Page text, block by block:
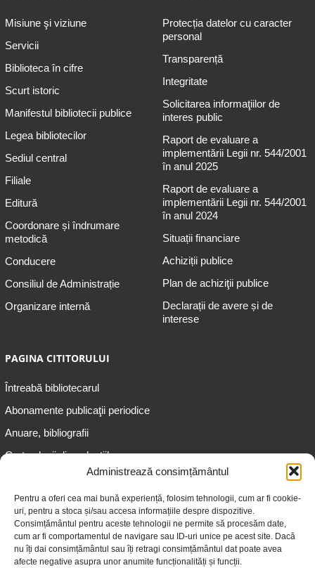
Administrează consimțământul
Pentru a oferi cea mai bună experiență, folosim tehnologii, cum ar fi cookie-
uri, pentru a stoca și/sau accesa informațiile despre dispozitive.
Consimțământul pentru aceste tehnologii ne permite să procesăm date,
cum ar fi comportamentul de navigare sau ID-uri unice pe acest site. Dacă
nu îți dai consimțământul sau îți retragi consimțământul dat poate avea
afecte negative asupra unor anumite funcționalități și funcții.
Misiune şi viziune
Servicii
Biblioteca în cifre
Scurt istoric
Manifestul bibliotecii publice
Legea bibliotecilor
Sediul central
Filiale
Editură
Coordonare și îndrumare
metodică
Conducere
Consiliul de Administrație
Organizare internă
Protecția datelor cu caracter
personal
Transparență
Integritate
Solicitarea informaţiilor de
interes public
Raport de evaluare a
implementării Legii nr. 544/2001
în anul 2025
Raport de evaluare a
implementării Legii nr. 544/2001
în anul 2024
Situații financiare
Achiziții publice
Plan de achiziţii publice
Declarații de avere și de
interese
PAGINA CITITORULUI
Întreabă bibliotecarul
Abonamente publicaţii periodice
Anuare, bibliografii
Cartea lunii din colecțiile
Informații pentru adolescenți
Informații pentru adulți
Informații pentru seniori